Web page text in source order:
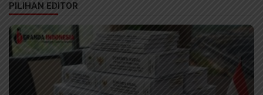
PILIHAN EDITOR